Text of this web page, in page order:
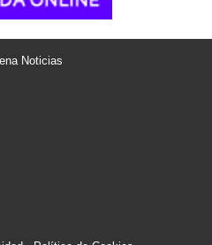
Noticias